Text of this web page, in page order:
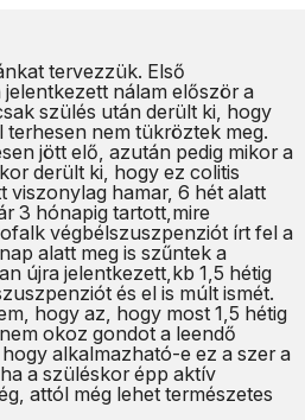
tervezzük. Első
jelentkezett nálam először a
szülés után derült ki, hogy
terhesen nem tükröztek meg.
jött elő, azután pedig mikor a
derült ki, hogy ez colitis
viszonylag hamar, 6 hét alatt
3 hónapig tartott,mire
végbélszuszpenziót írt fel a
alatt meg is szűntek a
újra jelentkezett,kb 1,5 hétig
és el is múlt ismét.
hogy az, hogy most 1,5 hétig
okoz gondot a leendő
alkalmazható-e ez a szer a
a szüléskor épp aktív
attól még lehet természetes